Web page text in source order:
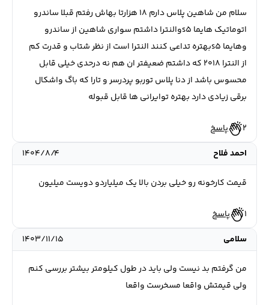
سلام من شاهین پلاس دارم ۱۸ هزارتا بهاش رفتم قبلا ساندرو
اتوماتیک هایما s5والنترا داشتم سواری شاهین از ساندرو
وهایما s5بهتره تداعی کنند النترا است از نظر شتاب و قدرت کم
از النترا ۲۰۱۸ که داشتم ضعیفتر ان هم نه درحدی خیلی قابل
محسوس باشد از دنا پلاس توربو پردرسر و تارا که باگ واشکال
برقی زیادی دارد بهتره توایرانی ها قابل قبوله
2
پاسخ
احمد فلاح
۱۴۰۴/۸/۴
قیمت کارخونه رو خیلی بردن بالا یک میلیاردو دویست میلیون
1
پاسخ
سلامی
۱۴۰۳/۱۱/۱۵
من گرفتم بد نیست ولی باید در طول کیلومتر بیشتر بررسی کنم
ولی قیمتش واقعا مسخرست واقعا